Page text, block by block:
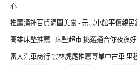
心
推薦漢神百貨週圍美食 - 元宗小館平價親
高雄床墊推薦 - 床墊超市 挑選適合你夜夜
富大汽車商行 雲林虎尾推薦專業中古車 里